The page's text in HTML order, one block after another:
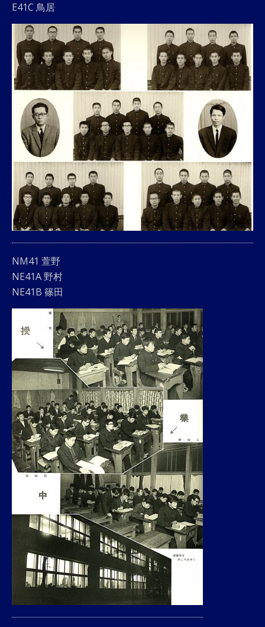
E41C 鳥居
NM41 萱野
NE41A 野村
NE41B 篠田